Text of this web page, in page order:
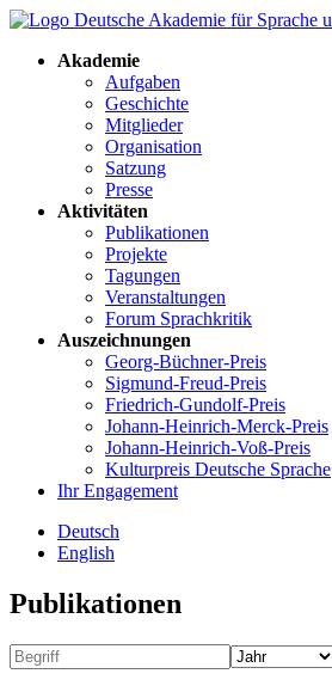
Akademie
Aufgaben
Geschichte
Mitglieder
Organisation
Satzung
Presse
Aktivitäten
Publikationen
Projekte
Tagungen
Veranstaltungen
Forum Sprachkritik
Auszeichnungen
Georg-Büchner-Preis
Sigmund-Freud-Preis
Friedrich-Gundolf-Preis
Johann-Heinrich-Merck-Preis
Johann-Heinrich-Voß-Preis
Kulturpreis Deutsche Sprache
Ihr Engagement
Deutsch
English
Publikationen